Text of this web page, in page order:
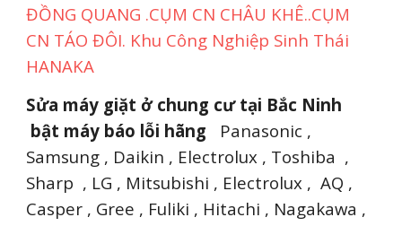
ĐỒNG QUANG .CỤM CN CHÂU KHÊ..CỤM
CN TÁO ĐÔI. Khu Công Nghiệp Sinh Thái
HANAKA
Sửa máy giặtở chung cư tại Bắc Ninh
bật máy báo lỗi hãng
Panasonic ,
Samsung , Daikin , Electrolux , Toshiba ,
Sharp , LG , Mitsubishi , Electrolux , AQ ,
Casper , Gree , Fuliki , Hitachi , Nagakawa ,